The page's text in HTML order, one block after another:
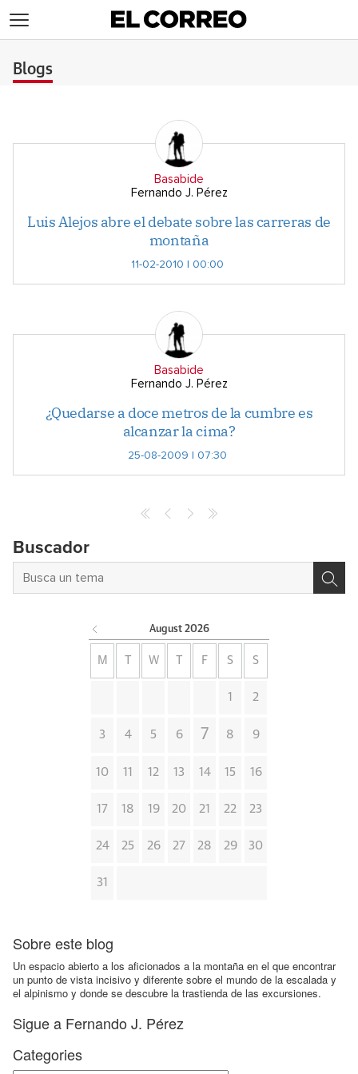
Blogs
Basabide
Fernando J. Pérez
Luis Alejos abre el debate sobre las carreras de
montaña
11-02-2010 | 00:00
Basabide
Fernando J. Pérez
¿Quedarse a doce metros de la cumbre es
alcanzar la cima?
25-08-2009 | 07:30
Buscador
August 2026
M W F S S
1 2
3 4 5 6 7 8 9
10 11 12 13 14 15 16
17 18 19 20 21 22 23
24 25 26 27 28 29 30
31
Sobre este blog
Un espacio abierto a los aficionados a la montaña en el que encontrar
un punto de vista incisivo y diferente sobre el mundo de la escalada y
el alpinismo y donde se descubre la trastienda de las excursiones.
Sigue a Fernando J. Pérez
Categories